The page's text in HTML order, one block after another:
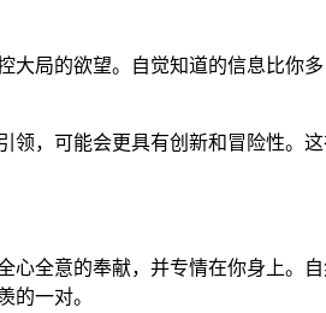
局的欲望。自觉知道的信息比你
，可能会更具有创新和冒险性。
全意的奉献，并专情在你身上。
的一对。